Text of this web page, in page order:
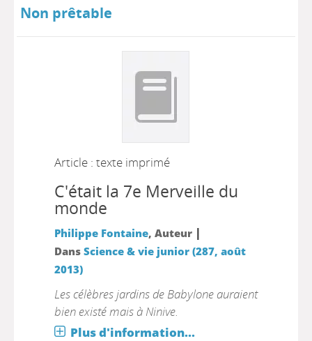
Non prêtable
Article : texte imprimé
C'était la 7e Merveille du
monde
Philippe Fontaine, Auteur |
Dans Science & vie junior (287, août
2013)
Les célèbres jardins de Babylone auraient
bien existé mais à Ninive.
Plus d'information...